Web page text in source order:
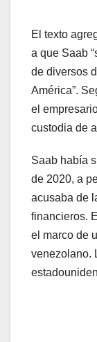
El texto
a que Saab
de diversos
América”.
el
custodia de
Saab había
de 2020, a
acusaba de
financieros.
el marco de
venezolano.